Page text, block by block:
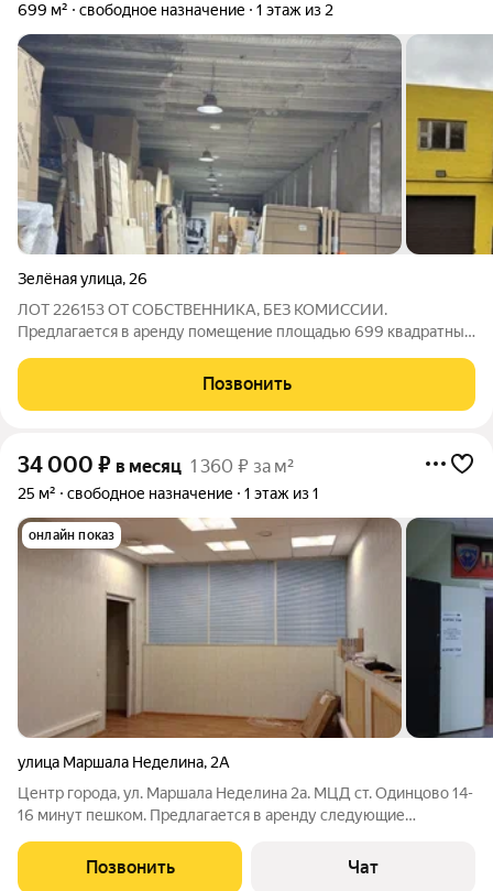
699 м² свободное назначение 1 этаж из 2
Зелёная улица, 26
ЛОТ 226153 ОТ СОБСТВЕННИКА, БЕЗ КОМИССИИ.
Предлагается в аренду помещение площадью 699 квадратных
выполнено с использованием антипылевых материалов. В
здании предусмотрены санитарные узлы. Оплата
Позвонить
34 000 ₽ в месяц 1 360 ₽ за м²
25 м² свободное назначение 1 этаж из 1
онлайн показ
улица Маршала Неделина, 2А
Центр города, ул. Маршала Неделина 2а. МЦД ст. Одинцово 14-
16 минут пешком. Предлагается в аренду следующие
вариант. В стоимость аренды всё включено за исключением
услуг уборщицы и
Позвонить Чат